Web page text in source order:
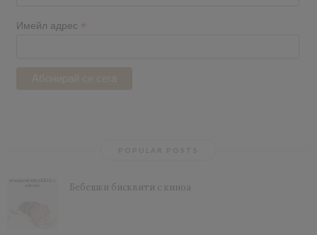
Имейл адрес *
Бебешки бисквити с киноа